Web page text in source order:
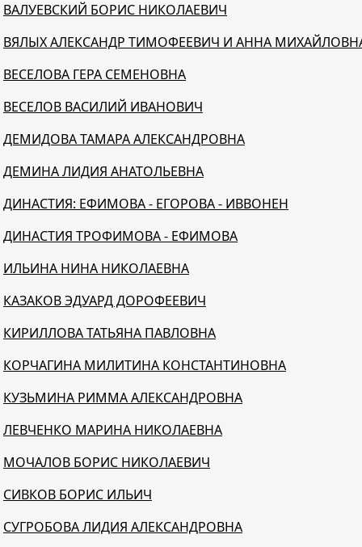
ВАЛУЕВСКИЙ БОРИС НИКОЛАЕВИЧ
ВЯЛЫХ АЛЕКСАНДР ТИМОФЕЕВИЧ И АННА
ВЕСЕЛОВА ГЕРА СЕМЕНОВНА
ВЕСЕЛОВ ВАСИЛИЙ ИВАНОВИЧ
ДЕМИДОВА ТАМАРА АЛЕКСАНДРОВНА
ДЕМИНА ЛИДИЯ АНАТОЛЬЕВНА
ДИНАСТИЯ: ЕФИМОВА - ЕГОРОВА - ИВВОНЕН
ДИНАСТИЯ ТРОФИМОВА - ЕФИМОВА
ИЛЬИНА НИНА НИКОЛАЕВНА
КАЗАКОВ ЭДУАРД ДОРОФЕЕВИЧ
КИРИЛЛОВА ТАТЬЯНА ПАВЛОВНА
КОРЧАГИНА МИЛИТИНА КОНСТАНТИНОВНА
КУЗЬМИНА РИММА АЛЕКСАНДРОВНА
ЛЕВЧЕНКО МАРИНА НИКОЛАЕВНА
МОЧАЛОВ БОРИС НИКОЛАЕВИЧ
СИВКОВ БОРИС ИЛЬИЧ
СУГРОБОВА ЛИДИЯ АЛЕКСАНДРОВНА